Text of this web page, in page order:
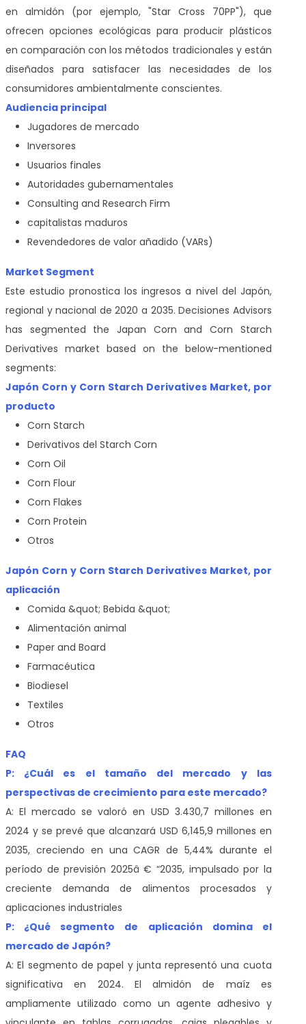
en almidón (por ejemplo, "Star Cross 70PP"), que
ofrecen opciones ecológicas para producir plásticos
en comparación con los métodos tradicionales y están
diseñados para satisfacer las necesidades de los
consumidores ambientalmente conscientes.
Audiencia principal
Jugadores de mercado
Inversores
Usuarios finales
Autoridades gubernamentales
Consulting and Research Firm
capitalistas maduros
Revendedores de valor añadido (VARs)
Market Segment
Este estudio pronostica los ingresos a nivel del Japón,
regional y nacional de 2020 a 2035. Decisiones Advisors
has segmented the Japan Corn and Corn Starch
Derivatives market based on the below-mentioned
segments:
Japón Corn y Corn Starch Derivatives Market, por
producto
Corn Starch
Derivativos del Starch Corn
Corn Oil
Corn Flour
Corn Flakes
Corn Protein
Otros
Japón Corn y Corn Starch Derivatives Market, por
aplicación
Comida &quot; Bebida &quot;
Alimentación animal
Paper and Board
Farmacéutica
Biodiesel
Textiles
Otros
FAQ
P: ¿Cuál es el tamaño del mercado y las
perspectivas de crecimiento para este mercado?
A: El mercado se valoró en USD 3.430,7 millones en
2024 y se prevé que alcanzará USD 6,145,9 millones en
2035, creciendo en una CAGR de 5,44% durante el
período de previsión 2025â € “2035, impulsado por la
creciente demanda de alimentos procesados y
aplicaciones industriales
P: ¿Qué segmento de aplicación domina el
mercado de Japón?
A: El segmento de papel y junta representó una cuota
significativa en 2024. El almidón de maíz es
ampliamente utilizado como un agente adhesivo y